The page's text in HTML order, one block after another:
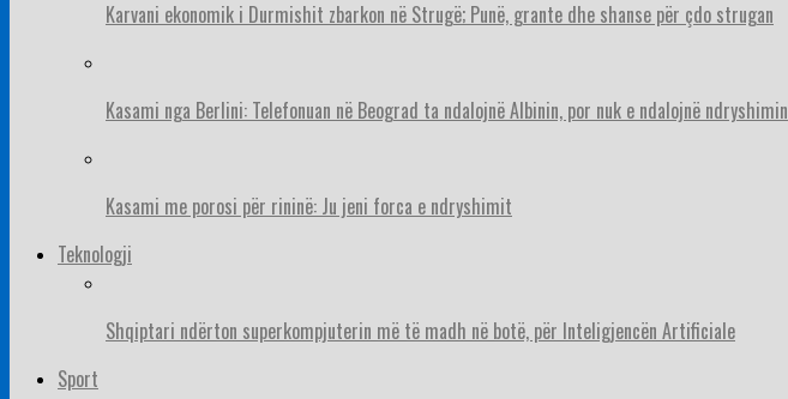
Karvani ekonomik i Durmishit zbarkon në Strugë; Punë, grante dhe shanse për çdo strugan
Kasami nga Berlini: Telefonuan në Beograd ta ndalojnë Albinin, por nuk e ndalojnë ndryshimin
Kasami me porosi për rininë: Ju jeni forca e ndryshimit
Teknologji
Shqiptari ndërton superkompjuterin më të madh në botë, për Inteligjencën Artificiale
Sport